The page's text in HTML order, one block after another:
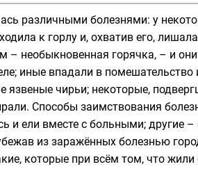
различными болезнями: у
к горлу и, охватив его,
– необыкновенная горячка, – и
иные впадали в
язвеные чирьи; некоторые,
Способы заимствования
и ели вместе с больными; другие
из заражённых болезнью
которые при всём том, что